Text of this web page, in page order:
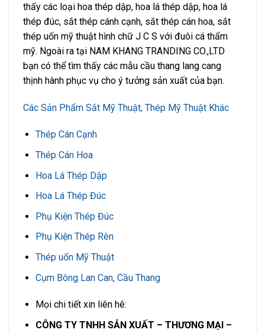
thấy các loại hoa thép dập, hoa lá thép dập, hoa lá
thép đúc, sắt thép cánh cạnh, sắt thép cán hoa, sắt
thép uốn mỹ thuật hình chữ J C S với đuôi cá thẩm
mỹ. Ngoài ra tại NAM KHANG TRANDING CO.,LTD
bạn có thể tìm thấy các mẫu cầu thang lang cang
thịnh hành phục vụ cho ý tưởng sản xuất của bạn.
Các Sản Phẩm Sắt Mỹ Thuật, Thép Mỹ Thuật Khác
Thép Cán Cạnh
Thép Cán Hoa
Hoa Lá Thép Dập
Hoa Lá Thép Đúc
Phụ Kiện Thép Đúc
Phụ Kiện Thép Rèn
Thép uốn Mỹ Thuật
Cụm Bông Lan Can, Cầu Thang
Mọi chi tiết xin liên hê:
CÔNG TY TNHH SẢN XUẤT – THƯƠNG MẠI –